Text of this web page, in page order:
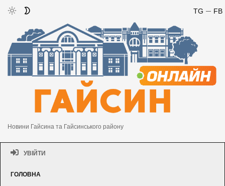
FB
TG
Новини Гайсина та Гайсинського району
УВІЙТИ
ГОЛОВНА